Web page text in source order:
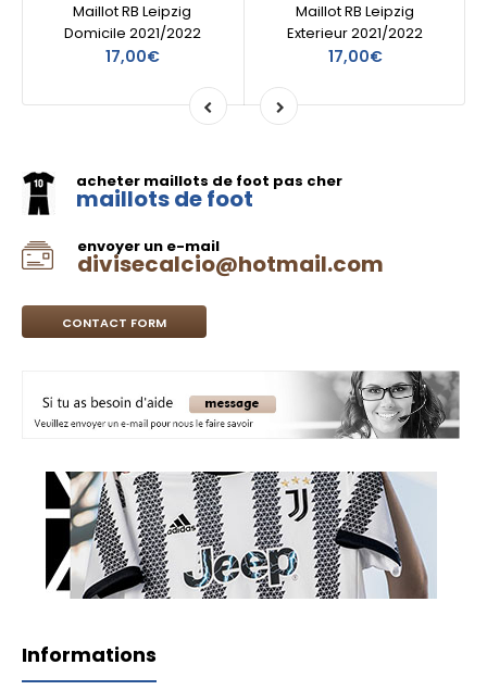
Maillot RB Leipzig
Domicile 2021/2022
17,00€
Maillot RB Leipzig
Exterieur 2021/2022
17,00€
acheter maillots de foot pas cher
maillots de foot
envoyer un e-mail
divisecalcio@hotmail.com
CONTACT FORM
Informations